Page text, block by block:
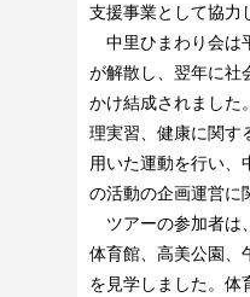
支援事業として協力
中里ひまわり会は
が解散し、翌年に社
かけ結成されました
理実習、健康に関す
用いた運動を行い、
の活動の企画運営に
ツアーの参加者は
体育館、高美公園、
を見学しました。体